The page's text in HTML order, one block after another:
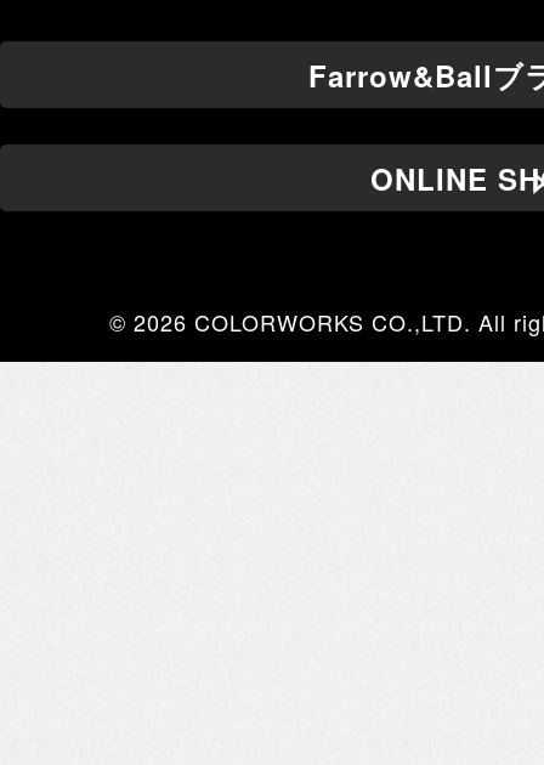
Farrow&Ballブ
ONLINE
© 2026 COLORWORKS CO.,LTD. All